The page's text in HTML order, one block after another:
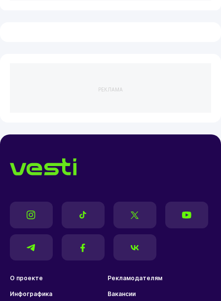
РЕКЛАМА
О проекте Рекламодателям
Инфографика Вакансии